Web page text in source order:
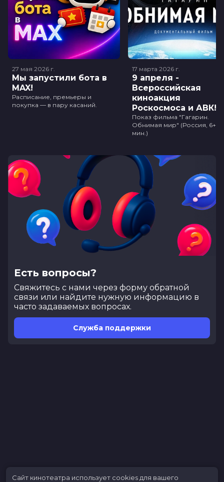
27 мая 2026 г.
Мы запустили бота в
MAX!
Расписание, премьеры и
покупка — в пару касаний.
17 марта 2026 г.
9 апреля -
Всероссийская
киноакция
Роскосмоса и АВК!
Показ фильма "Гагарин.
Обнимая мир" (Россия, 6+,
мин.)
Есть вопросы?
Cвяжитесь с нами через форму обратной
связи или найдите нужную информацию в
часто задаваемых вопросах.
Служба поддержки
Сайт кинотеатра использует cookies для вашего